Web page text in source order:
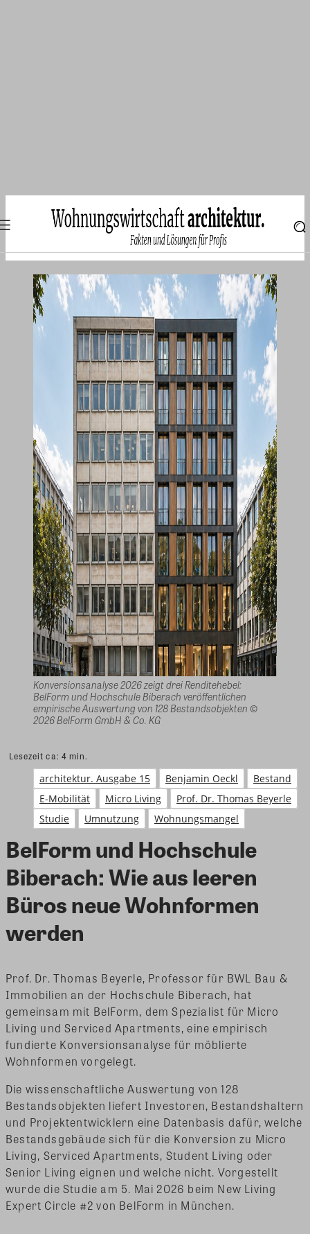
Konversionsanalyse 2026 zeigt drei Renditehebel:
BelForm und Hochschule Biberach veröffentlichen
empirische Auswertung von 128 Bestandsobjekten ©
2026 BelForm GmbH & Co. KG
Lesezeit ca: 4 min.
architektur. Ausgabe 15 Benjamin Oeckl
Bestand
E-Mobilität
Micro Living
Prof. Dr. Thomas Beyerle
Studie
Umnutzung Wohnungsmangel
BelForm und Hochschule
Biberach: Wie aus leeren
Büros neue Wohnformen
werden
Prof. Dr. Thomas Beyerle, Professor für BWL Bau &
Immobilien an der Hochschule Biberach, hat
gemeinsam mit BelForm, dem Spezialist für Micro
Living und Serviced Apartments, eine empirisch
fundierte Konversionsanalyse für möblierte
Wohnformen vorgelegt.
Die wissenschaftliche Auswertung von 128
Bestandsobjekten liefert Investoren, Bestandshaltern
und Projektentwicklern eine Datenbasis dafür, welche
Bestandsgebäude sich für die Konversion zu Micro
Living, Serviced Apartments, Student Living oder
Senior Living eignen und welche nicht. Vorgestellt
wurde die Studie am 5. Mai 2026 beim New Living
Expert Circle #2 von BelForm in München.